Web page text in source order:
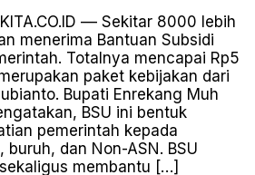
–– Sekitar 8000 lebih
menerima Bantuan Subsidi
Totalnya mencapai Rp5
paket kebijakan dari
Bupati Enrekang Muh
BSU ini bentuk
pemerintah kepada
dan Non-ASN. BSU
membantu […]